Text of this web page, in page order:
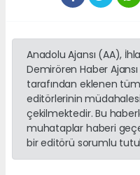
Anadolu Ajansı (AA),
Demirören Haber
tarafından eklenen
editörlerinin
çekilmektedir. Bu
muhataplar haberi
bir editörü sorumlu